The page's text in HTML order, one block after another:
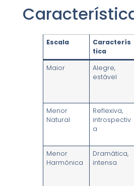
Escala
Caracterís
tica
Maior
Alegre,
estável
Menor
Natural
Reflexiva,
introspectiv
a
Menor
Harmônica
Dramática,
intensa